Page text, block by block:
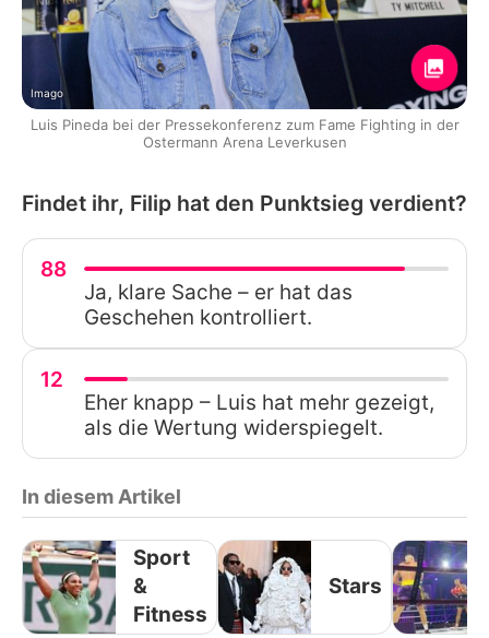
Imago
Luis Pineda bei der Pressekonferenz zum Fame Fighting in der
Ostermann Arena Leverkusen
Findet ihr, Filip hat den Punktsieg verdient?
88
Ja, klare Sache – er hat das
Geschehen kontrolliert.
12
Eher knapp – Luis hat mehr gezeigt,
als die Wertung widerspiegelt.
In diesem Artikel
Sport
&
Fitness
Stars